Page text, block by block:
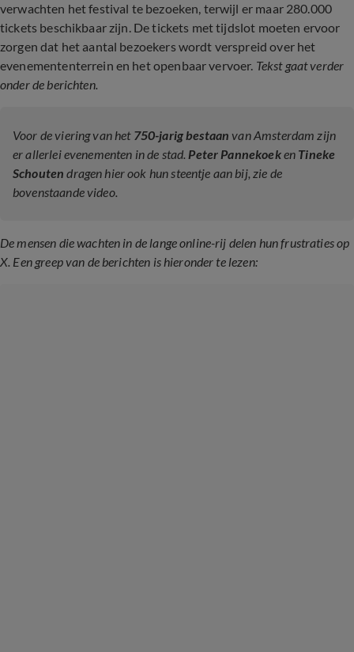
verwachten het festival te bezoeken, terwijl er maar 280.000
tickets beschikbaar zijn. De tickets met tijdslot moeten ervoor
zorgen dat het aantal bezoekers wordt verspreid over het
evenemententerrein en het openbaar vervoer. Tekst gaat verder
onder de berichten.
Voor de viering van het 750-jarig bestaanvan Amsterdam zijn
er allerlei evenementen in de stad. Peter Pannekoeken Tineke
Schouten dragen hier ook hun steentje aan bij, zie de
bovenstaande video.
De mensen die wachten in de lange online-rij delen hun frustraties op
X. Een greep van de berichten is hieronder te lezen: